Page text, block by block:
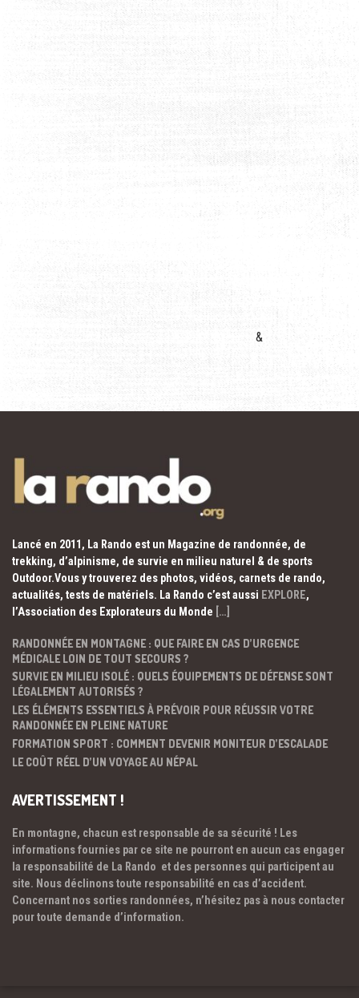
&
Lancé en 2011, La Rando est un Magazine de randonnée, de
trekking, d’alpinisme, de survie en milieu naturel & de sports
Outdoor.Vous y trouverez des photos, vidéos, carnets de rando,
actualités, tests de matériels. La Rando c’est aussi EXPLORE,
l’Association des Explorateurs du Monde […]
RANDONNÉE EN MONTAGNE : QUE FAIRE EN CAS D’URGENCE
MÉDICALE LOIN DE TOUT SECOURS ?
SURVIE EN MILIEU ISOLÉ : QUELS ÉQUIPEMENTS DE DÉFENSE SONT
LÉGALEMENT AUTORISÉS ?
LES ÉLÉMENTS ESSENTIELS À PRÉVOIR POUR RÉUSSIR VOTRE
RANDONNÉE EN PLEINE NATURE
FORMATION SPORT : COMMENT DEVENIR MONITEUR D’ESCALADE
LE COÛT RÉEL D’UN VOYAGE AU NÉPAL
AVERTISSEMENT !
En montagne, chacun est responsable de sa sécurité ! Les
informations fournies par ce site ne pourront en aucun cas engager
la responsabilité de La Rando et des personnes qui participent au
site. Nous déclinons toute responsabilité en cas d’accident.
Concernant nos sorties randonnées, n’hésitez pas à nous contacter
pour toute demande d’information.